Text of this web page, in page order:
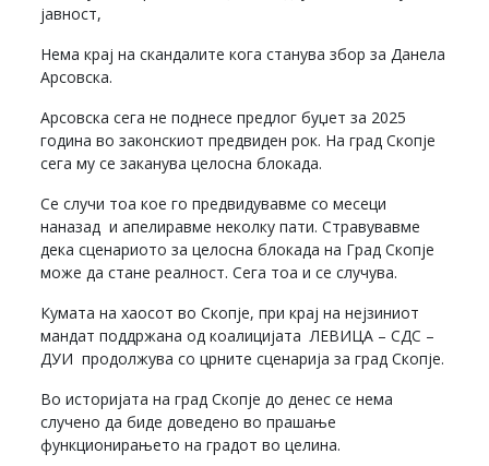
јавност,
Нема крај на скандалите кога станува збор за Данела
Арсовска.
Арсовска сега не поднесе предлог буџет за 2025
година во законскиот предвиден рок. На град Скопје
сега му се заканува целосна блокада.
Се случи тоа кое го предвидувавме со месеци
наназад и апелиравме неколку пати. Стравувавме
дека сценариото за целосна блокада на Град Скопје
може да стане реалност. Сега тоа и се случува.
Кумата на хаосот во Скопје, при крај на нејзиниот
мандат поддржана од коалицијата ЛЕВИЦА – СДС –
ДУИ продолжува со црните сценарија за град Скопје.
Во историјата на град Скопје до денес се нема
случено да биде доведено во прашање
функционирањето на градот во целина.